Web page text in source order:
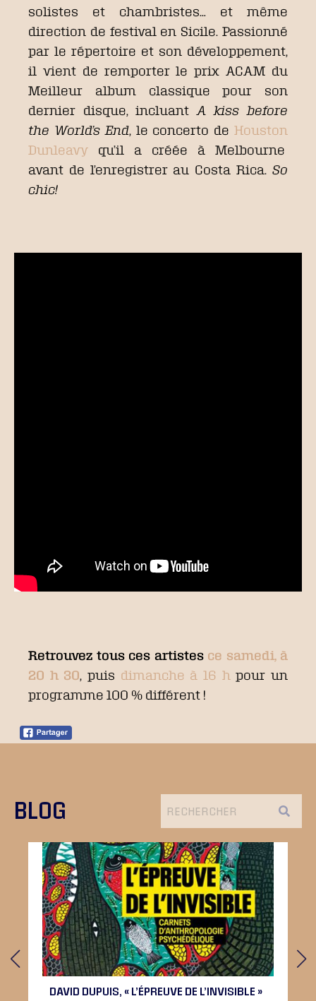
solistes et chambristes… et même
direction de festival en Sicile. Passionné
par le répertoire et son développement,
il vient de remporter le prix ACAM du
Meilleur album classique pour son
dernier disque, incluant A kiss before
the World’s End, le concerto deHouston
Dunleavy qu’il a créée à Melbourne
avant de l’enregistrer au Costa Rica. So
chic!
Retrouvez tous ces artistes ce samedi, à
20 h 30, puis dimanche à 16 h pour un
programme 100 % différent !
BLOG
DAVID DUPUIS, « L’ÉPREUVE DE L’INVISIBLE »